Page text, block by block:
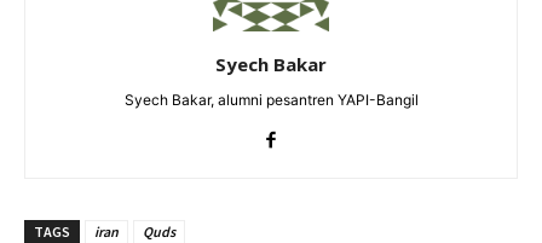
Syech Bakar
Syech Bakar, alumni pesantren YAPI-Bangil
TAGS iran Quds